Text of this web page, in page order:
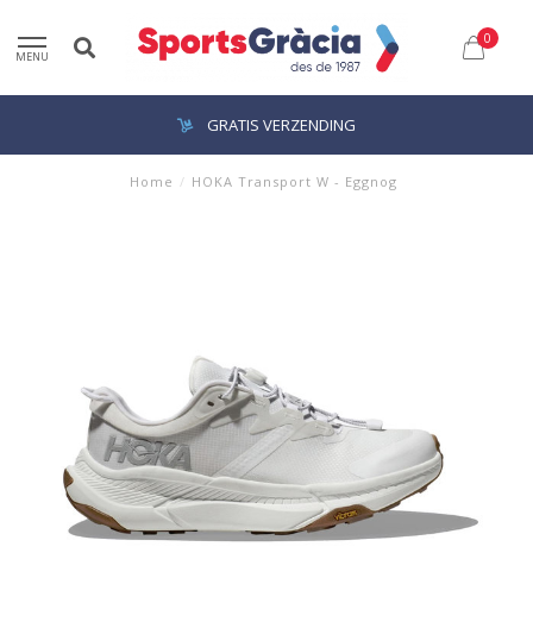
MENU
0
GRATIS VERZENDING
Home / HOKA Transport W - Eggnog